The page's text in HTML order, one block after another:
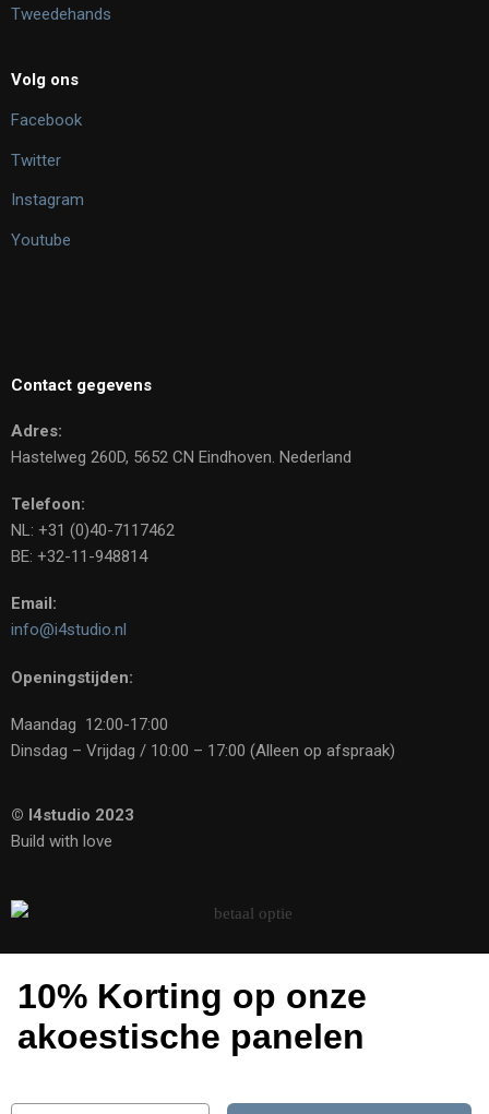
Tweedehands
Volg ons
Facebook
Twitter
Instagram
Youtube
Contact gegevens
Adres:
Hastelweg 260D, 5652 CN Eindhoven. Nederland
Telefoon:
NL: +31 (0)40-7117462
BE: +32-11-948814
Email:
info@i4studio.nl
Openingstijden:
Maandag 12:00-17:00
Dinsdag – Vrijdag / 10:00 – 17:00 (Alleen op afspraak)
© I4studio 2023
Build with love
10% Korting op onze
akoestische panelen